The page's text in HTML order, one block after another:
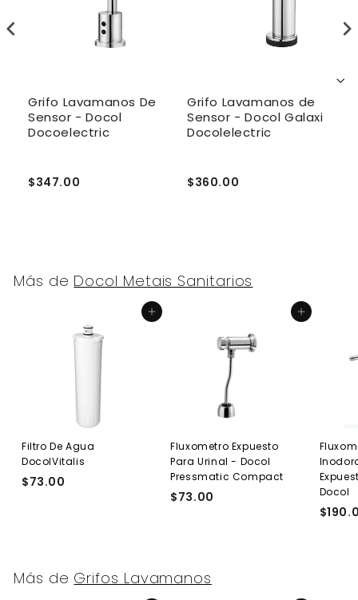
Grifo Lavamanos De
Sensor - Docol
Docoelectric
$347.00
Grifo Lavamanos de
Sensor - Docol Galaxi
Docolelectric
$360.00
Más de Docol Metais Sanitarios
Agregar al carrito
Filtro De Agua
DocolVitalis
$73.00
Agregar al carrito
Fluxometro Expuesto
Para Urinal - Docol
Pressmatic Compact
$73.00
Docol
Más de Grifos Lavamanos